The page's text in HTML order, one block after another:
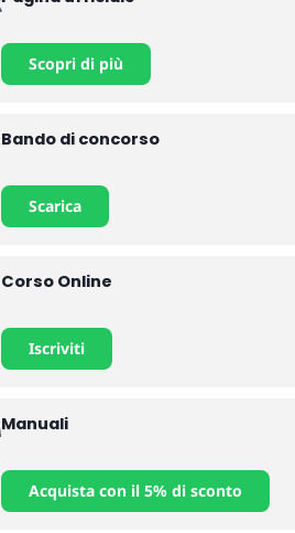
Scopri di più
Bando di concorso
Scarica
Corso Online
Iscriviti
Manuali
Acquista con il 5% di sconto